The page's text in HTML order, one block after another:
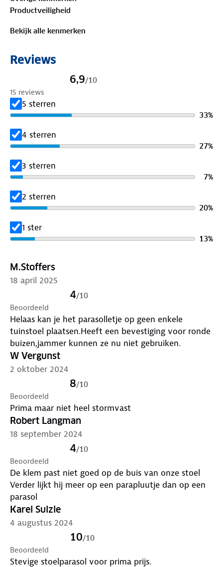
Productveiligheid
Bekijk alle kenmerken
Reviews
6,9/10
15 reviews
5 sterren
33%
4 sterren
27%
3 sterren
7%
2 sterren
20%
1 ster
13%
M.Stoffers
18 april 2025
4/10
Beoordeeld
Helaas kan je het parasolletje op geen enkele
tuinstoel plaatsen.Heeft een bevestiging voor ronde
buizen,jammer kunnen ze nu niet gebruiken.
W Vergunst
2 oktober 2024
8/10
Beoordeeld
Prima maar niet heel stormvast
Robert Langman
18 september 2024
4/10
Beoordeeld
De klem past niet goed op de buis van onze stoel
Verder lijkt hij meer op een parapluutje dan op een
parasol
Karel Sulzle
4 augustus 2024
10/10
Beoordeeld
Stevige stoelparasol voor prima prijs.